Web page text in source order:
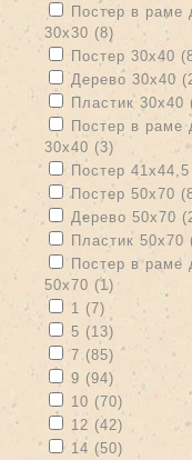
Apply Постер в
Постер в раме
30х30 (8) Apply
Apply Постер
Постер 30х40
Apply Дерево
Дерево 30х40
Apply Пластик
Пластик 30х40
Apply Постер в
Постер в раме
30х40 (3) Apply
Apply Постер
Постер
Apply Постер
Постер 50х70
Apply Дерево
Дерево 50х70
Apply Пластик
Пластик 50х70
Apply Постер в
Постер в раме
50х70 (1) Apply
Apply 1 filter
1 (7) Apply 1
Apply 5 filter
5 (13)
Apply 7 filter
7 (85) Apply 7
Apply 9 filter
9 (94) Apply 9
Apply 10 filter
10 (70) Apply 10
Apply 12 filter
12 (42) Apply 12
Apply 14 filter
14 (50)